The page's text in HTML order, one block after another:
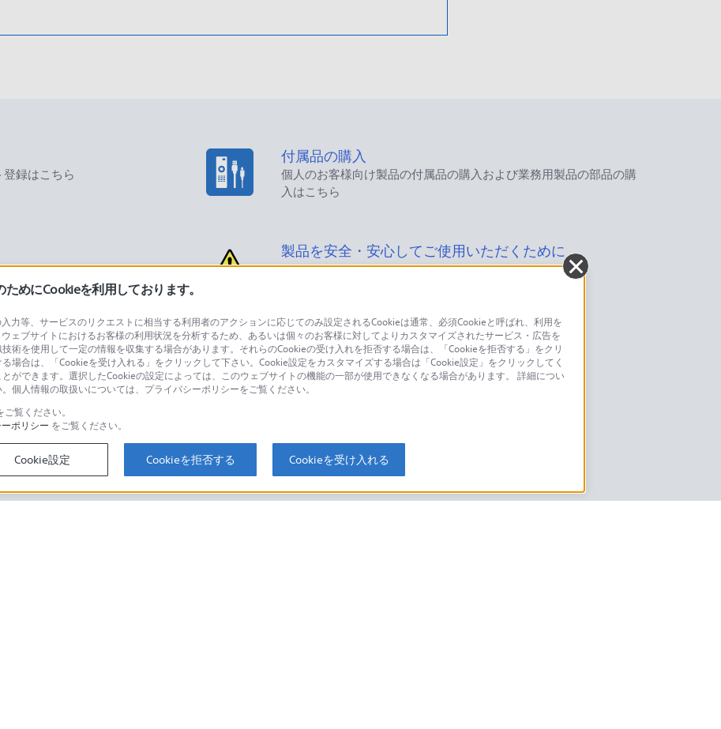
録はこちら
付属品の購入
個人のお客様向け製品の付属品の購入および業務用製品の部品の購
入はこちら
製品を安全・安心してご使用いただくために
に関するお問い合わせ 製品に関するお問い合わせ
個人のお客様はこちら
するご利用ガイド・お問
スに関してのご案内はこちら
海外仕様製品
オーバーシーズモデルに関してのご案内はこちら
めにCookieを利用しております。
力等、サービスのリクエストに相当する利用者のアクションに応じてのみ設定されるCookieは通常、必須Cookieと呼ばれ、利用を
ェブサイトにおけるお客様の利用状況を分析するため、あるいは個々のお客様に対してよりカスタマイズされたサービス・広告を
術を使用して一定の情報を収集する場合があります。それらのCookieの受け入れを拒否する場合は、「Cookieを拒否する」をクリ
場合は、「Cookieを受け入れる」をクリックして下さい。Cookie設定をカスタマイズする場合は「Cookie設定」をクリックしてく
ができます。選択したCookieの設定によっては、このウェブサイトの機能の一部が使用できなくなる場合があります。 詳細につい
個人情報の取扱いについては、プライバシーポリシーをご覧ください。
ご覧ください。
ポリシー をご覧ください。
Cookie設定 Cookieを拒否する Cookieを受け入れる